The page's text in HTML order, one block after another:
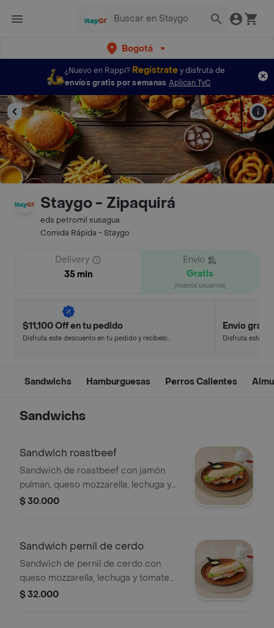
Bogotá
¿Nuevo en Rappi? Regístratey disfruta de
envíos gratis por semanas Aplican TyC
Staygo - Zipaquirá
eds petromil susagua
Comida Rápida - Staygo
Delivery
35 min
Envío
Gratis
(nuevos usuarios)
$11,100 Off en tu pedido
Disfruta este descuento en tu pedido y recíbelo
Envío
Disfruta este
Sandwichs Hamburguesas Perros Calientes
Sandwichs
Sandwich roastbeef
Sandwich de roastbeef con jamón
pulman, queso mozzarella, lechuga y
tomate.
$ 30.000
Sandwich pernil de cerdo
Sandwich de pernil de cerdo con
queso mozzarella, lechuga y tomate
en pan baguette.
$ 32.000